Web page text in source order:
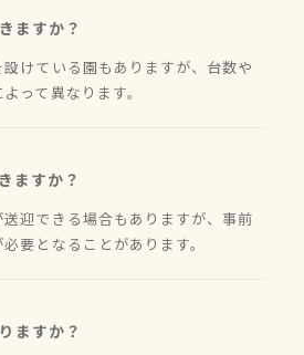
ますか？
けている園もありますが、台数や
って異なります。
ますか？
迎できる場合もありますが、事前
要となることがあります。
ますか？